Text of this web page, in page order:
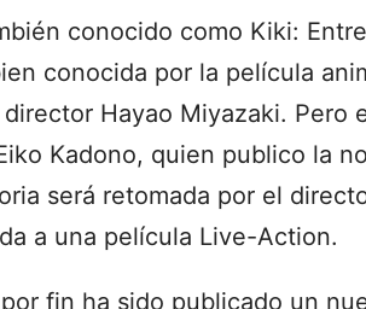
conocido como Kiki:
conocida por la película
Hayao Miyazaki. Pero
Kadono, quien publico la
será retomada por el
a una película Live-Action.
fin ha sido publicado un